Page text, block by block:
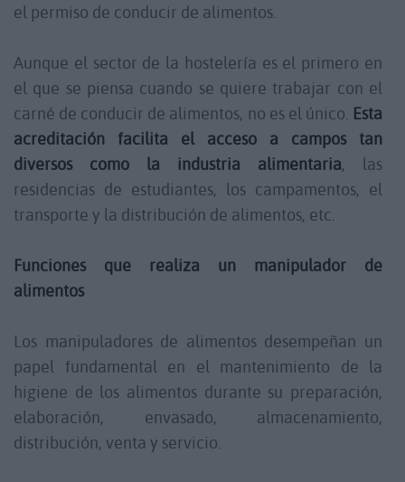
el permiso de conducir de alimentos.
Aunque el sector de la hostelería es el primero en
el que se piensa cuando se quiere trabajar con el
carné de conducir de alimentos, no es el único. Esta
acreditación facilita el acceso a campos tan
diversos como la industria alimentaria, las
residencias de estudiantes, los campamentos, el
transporte y la distribución de alimentos, etc.
Funciones que realiza un manipulador de
alimentos
Los manipuladores de alimentos desempeñan un
papel fundamental en el mantenimiento de la
higiene de los alimentos durante su preparación,
elaboración, envasado, almacenamiento,
distribución, venta y servicio.